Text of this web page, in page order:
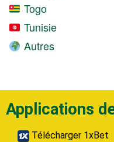
Togo
Tunisie
Autres
Applications
Télécharger 1xBet